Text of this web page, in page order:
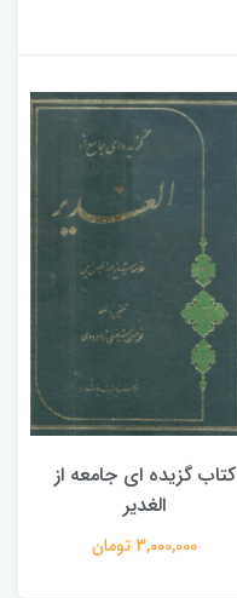
کتاب گزیده ای جامعه از
الغدیر
3,000,000 تومان